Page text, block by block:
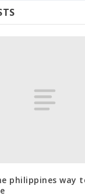
philippines way